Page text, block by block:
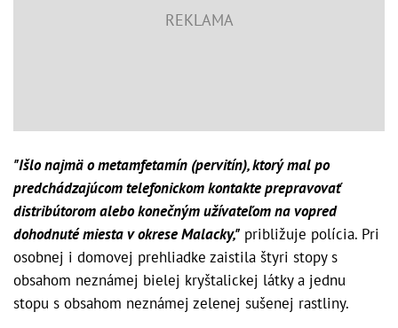
"Išlo najmä o metamfetamín (pervitín), ktorý mal po
predchádzajúcom telefonickom kontakte prepravovať
distribútorom alebo konečným užívateľom na vopred
dohodnuté miesta v okrese Malacky," približuje polícia. Pri
osobnej i domovej prehliadke zaistila štyri stopy s
obsahom neznámej bielej kryštalickej látky a jednu
stopu s obsahom neznámej zelenej sušenej rastliny.